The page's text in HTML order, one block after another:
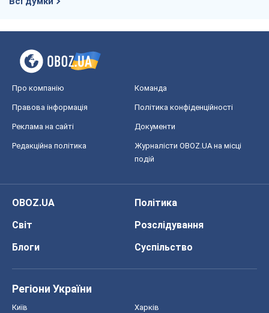
Про компанію Команда
Правова інформація Політика конфіденційності
Реклама на сайті Документи
Редакційна політика
Журналісти OBOZ.UA на місці
подій
OBOZ.UA
Політика
Світ
Розслідування
Блоги
Суспільство
Регіони України
Київ Харків